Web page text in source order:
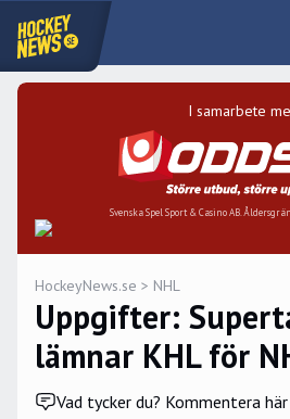
I samarbete
Svenska Spel Sport & Casino AB.
HockeyNews.se > NHL
Uppgifter:
lämnar KHL för
Vad tycker du? Kommentera här